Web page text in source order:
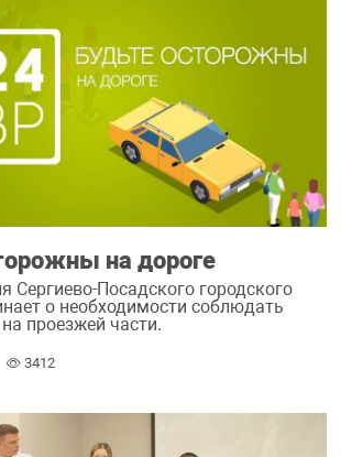
на дороге
Сергиево-Посадского городского
о необходимости соблюдать
проезжей части.
3412